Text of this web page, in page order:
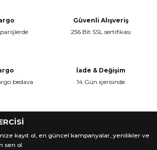
Güvenli Alışveriş
256 Bit SSL sertifikası
bedava
İade & Değişim
14 Gün içerisinde
kayıt ol, en güncel kampanyalar, yenilikler ve
sen ol.